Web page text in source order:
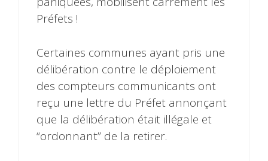
Préfets !
Certaines communes ayant pris une
délibération contre le déploiement
des compteurs communicants ont
reçu une lettre du Préfet annonçant
que la délibération était illégale et
“ordonnant” de la retirer.